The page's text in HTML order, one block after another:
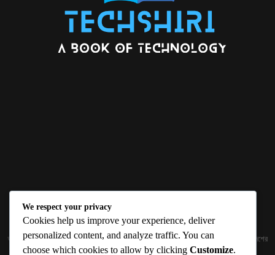
ABOUT US
জ্ঞান বিজ্ঞানের উৎকর্ষ আমাদের প্রভাবিত করে। আলোকিত করে। সেই আলো কে ধারণ কর দেশ ও বিদেশের
তথ্যপ্রযুক্তির অতিসাম্প্রতিক খবরাখবর পাঠকের হাতের মুঠোয় দিতে চায় টেকসিঁড়ি ডট কম।
We respect your privacy
Cookies help us improve your experience, deliver
personalized content, and analyze traffic. You can
choose which cookies to allow by clicking Customize.